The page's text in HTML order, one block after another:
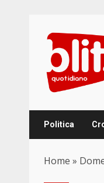
content
Politica
Home »